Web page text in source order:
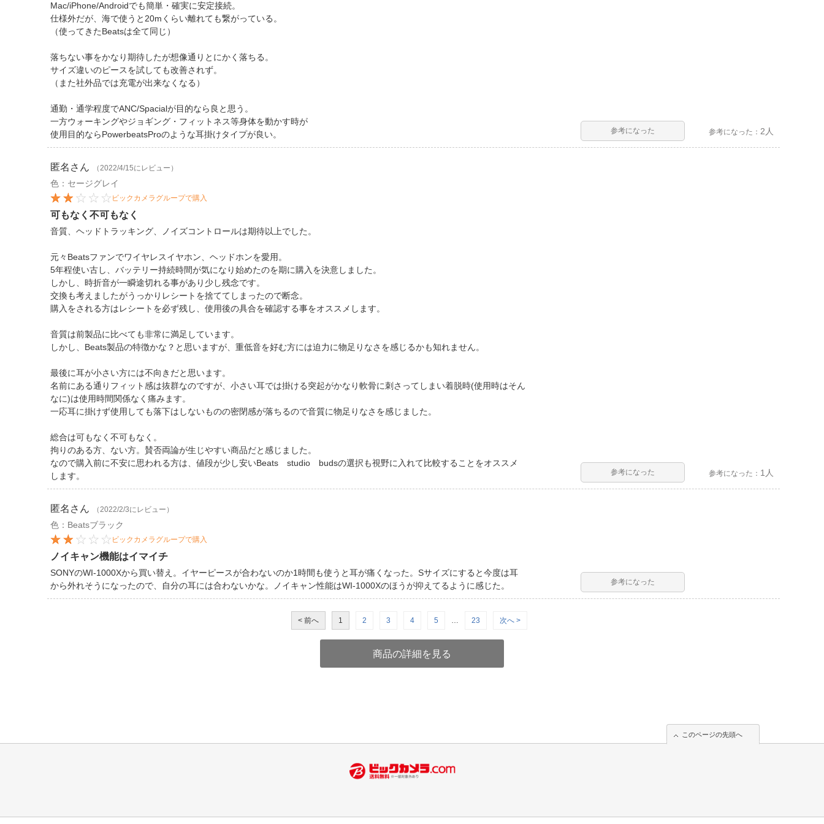
Mac/iPhone/Androidでも簡単・確実に安定接続。
仕様外だが、海で使うと20mくらい離れても繋がっている。
（使ってきたBeatsは全て同じ）
落ちない事をかなり期待したが想像通りとにかく落ちる。
サイズ違いのピースを試しても改善されず。
（また社外品では充電が出来なくなる）
通勤・通学程度でANC/Spacialが目的なら良と思う。
一方ウォーキングやジョギング・フィットネス等身体を動かす時が
使用目的ならPowerbeatsProのような耳掛けタイプが良い。
参考になった 参考になった： 2人
匿名 さん （2022/4/15にレビュー）
色：セージグレイ
ビックカメラグループで購入
可もなく不可もなく
音質、ヘッドトラッキング、ノイズコントロールは期待以上でした。
元々Beatsファンでワイヤレスイヤホン、ヘッドホンを愛用。
5年程使い古し、バッテリー持続時間が気になり始めたのを期に購入を決意しました。
しかし、時折音が一瞬途切れる事があり少し残念です。
交換も考えましたがうっかりレシートを捨ててしまったので断念。
購入をされる方はレシートを必ず残し、使用後の具合を確認する事をオススメします。
音質は前製品に比べても非常に満足しています。
しかし、Beats製品の特徴かな？と思いますが、重低音を好む方には迫力に物足りなさを感じるかも知れません。
最後に耳が小さい方には不向きだと思います。
名前にある通りフィット感は抜群なのですが、小さい耳では掛ける突起がかなり軟骨に刺さってしまい着脱時(使用時はそん
なに)は使用時間関係なく痛みます。
一応耳に掛けず使用しても落下はしないものの密閉感が落ちるので音質に物足りなさを感じました。
総合は可もなく不可もなく。
拘りのある方、ない方。賛否両論が生じやすい商品だと感じました。
なので購入前に不安に思われる方は、値段が少し安いBeats studio budsの選択も視野に入れて比較することをオススメ
します。
参考になった 参考になった： 1人
匿名 さん （2022/2/3にレビュー）
色：Beatsブラック
ビックカメラグループで購入
ノイキャン機能はイマイチ
SONYのWI-1000Xから買い替え。イヤーピースが合わないのか1時間も使うと耳が痛くなった。Sサイズにすると今度は耳
から外れそうになったので、自分の耳には合わないかな。ノイキャン性能はWI-1000Xのほうが抑えてるように感じた。
参考になった
< 前へ 1 2 3 4 5 … 23 次へ >
商品の詳細を見る
このページの先頭へ
このページの先頭へ